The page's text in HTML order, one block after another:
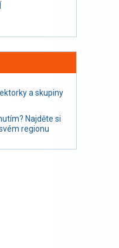
a skupiny
Najděte si
regionu